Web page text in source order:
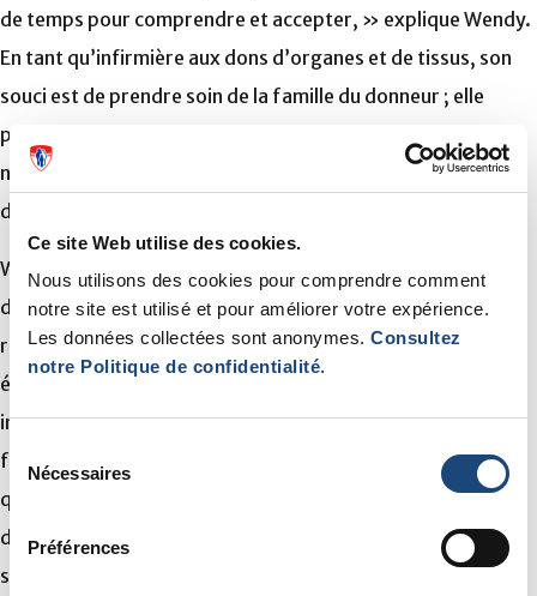
Ce site Web utilise des cookies.
Nous utilisons des cookies pour comprendre comment
notre site est utilisé et pour améliorer votre expérience.
Les données collectées sont anonymes. Consultez
notre Politique de confidentialité.
consentement
Nécessaires
Préférences
de temps pour comprendre et accepter, » explique Wendy.
En tant qu’infirmière aux dons d’organes et de tissus, son
souci est de prendre soin de la famille du donneur ; elle
procure toute l’information, les ressources et le soutien
nécessaires afin que les familles puissent prendre une
décision éclairée.
Wendy fait partie d’une équipe d’environ 20 infirmières
dans le programme de dons à travers le Québec. Elles se
rencontrent mensuellement pour partager l’information et
établir des standards de soins basés sur les meilleures
informations disponibles pour améliorer le soutien aux
familles au cours du processus de don. Malgré le fait
qu’elles occupent le même emploi dans des hôpitaux
différents, elles s’efforcent toutes d’offrir les meilleurs
standards de soins.